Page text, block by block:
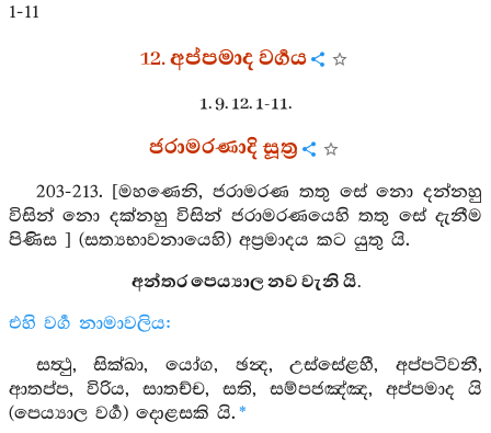
1-11
12. අප්පමාද වර්‍ගය
1. 9. 12. 1-11.
ජරාමරණාදි සූත්‍ර
203-213. [මහණෙනි, ජරාමරණ තතු සේ නො දන්නහු
විසින් නො දක්නහු විසින් ජරාමරණයෙහි තතු සේ දැනීම
පිණිස ] (සත්‍යභාවනායෙහි) අප්‍රමාදය කට යුතු යි.
අන්තර පෙය්‍යාල නව වැනි යි.
එහි වර්‍ග නාමාවලිය:
සත්‍ථු, සික්ඛා, යෝග, ඡන්‍ද, උස්සේළහී, අප්පටිවනී,
ආතප්ප, විරිය, සාතච්ච, සති, සම්පජඤ්ඤ, අප්පමාද යි
(පෙය්‍යාල වර්‍ග) දොළසකි යි. *